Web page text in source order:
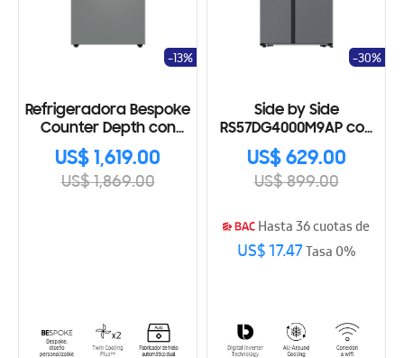
Refrigeradora Bespoke
Counter Depth con
Fabricador dual de
hielo 24 Cu.ft., 677L
RF24BB62006MAP
US$ 1,619.00
US$ 1,869.00
-13%
Side by Side
RS57DG4000M9AP con
Gran Capacidad
US$ 629.00
US$ 899.00
-30%
Hasta 36 cuotas de
US$ 17.47Tasa 0%